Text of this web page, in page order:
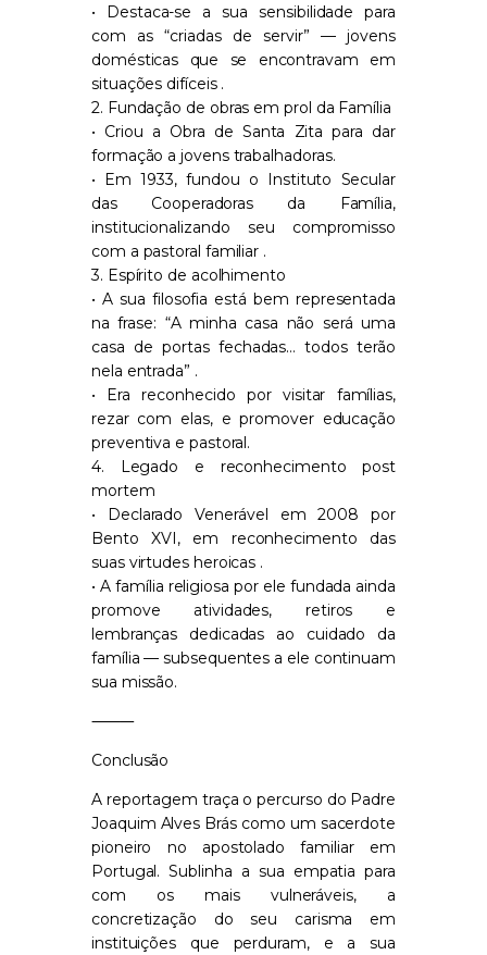
• Destaca-se a sua sensibilidade para
com as “criadas de servir” — jovens
domésticas que se encontravam em
situações difíceis .
2. Fundação de obras em prol da Família
• Criou a Obra de Santa Zita para dar
formação a jovens trabalhadoras.
• Em 1933, fundou o Instituto Secular
das Cooperadoras da Família,
institucionalizando seu compromisso
com a pastoral familiar .
3. Espírito de acolhimento
• A sua filosofia está bem representada
na frase: “A minha casa não será uma
casa de portas fechadas… todos terão
nela entrada” .
• Era reconhecido por visitar famílias,
rezar com elas, e promover educação
preventiva e pastoral.
4. Legado e reconhecimento post
mortem
• Declarado Venerável em 2008 por
Bento XVI, em reconhecimento das
suas virtudes heroicas .
• A família religiosa por ele fundada ainda
promove atividades, retiros e
lembranças dedicadas ao cuidado da
família — subsequentes a ele continuam
sua missão.
⸻
Conclusão
A reportagem traça o percurso do Padre
Joaquim Alves Brás como um sacerdote
pioneiro no apostolado familiar em
Portugal. Sublinha a sua empatia para
com os mais vulneráveis, a
concretização do seu carisma em
instituições que perduram, e a sua